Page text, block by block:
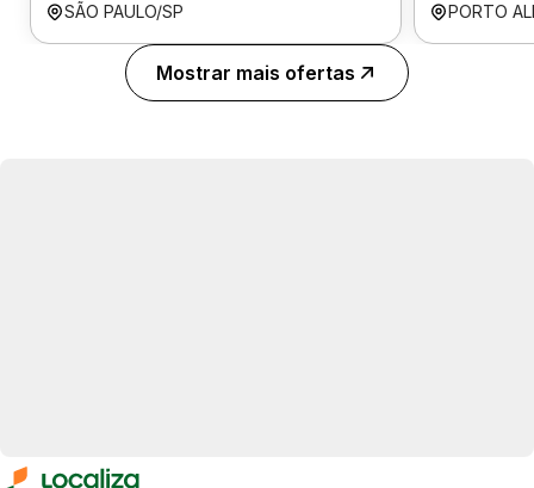
SÃO PAULO/SP PORTO
Mostrar mais ofertas